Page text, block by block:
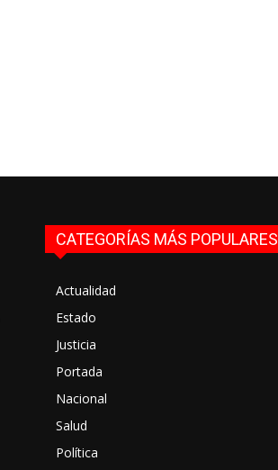
CATEGORÍAS MÁS POPULARES
Actualidad
Estado
Justicia
Portada
Nacional
Salud
Política